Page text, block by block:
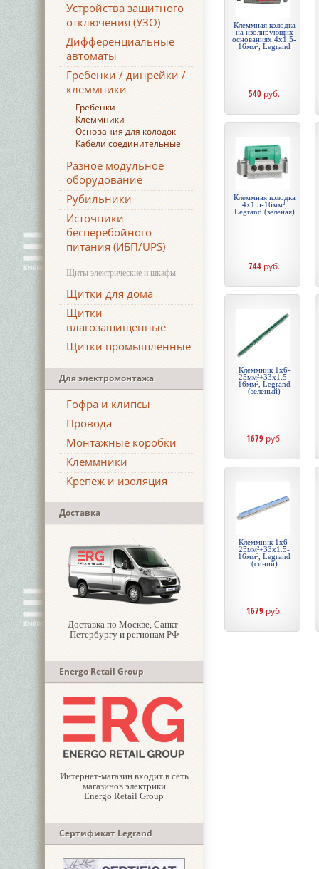
Устройства защитного
отключения (УЗО)
Дифференциальные
автоматы
Гребенки / динрейки /
клеммники
Гребенки
Клеммники
Основания для колодок
Кабели соединительные
Разное модульное
оборудование
Рубильники
Источники
бесперебойного
питания (ИБП/UPS)
Щиты электрические и шкафы
Щитки для дома
Щитки
влагозащищенные
Щитки промышленные
Для электромонтажа
Гофра и клипсы
Провода
Монтажные коробки
Клеммники
Крепеж и изоляция
Доставка
Доставка по Москве, Санкт-
Петербургу и регионам РФ
Energo Retail Group
Интернет-магазин входит в сеть
магазинов электрики
Energo Retail Group
Сертификат Legrand
Клеммная колодка
на изолирующих
основаниях 4х1.5-
16мм², Legrand
540 руб.
Клеммная колодка
4х1.5-16мм²,
Legrand (зеленая)
744 руб.
Клеммник 1х6-
25мм²+33х1.5-
16мм², Legrand
(зеленый)
1679 руб.
Клеммник 1х6-
25мм²+33х1.5-
16мм², Legrand
(синий)
1679 руб.